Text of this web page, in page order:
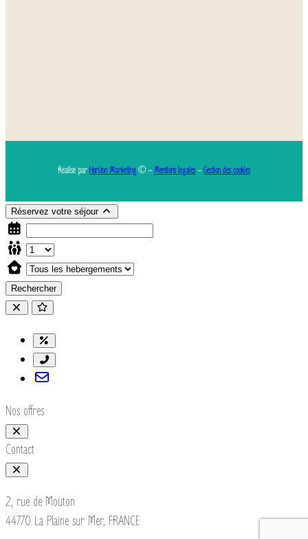
Réalisé parHorizon Marketing© – Mentions légales–Gestion des cookies
Réservez votre séjour
Rechercher
Nos offres
Contact
2, rue de Mouton
44770 La Plaine sur Mer, FRANCE